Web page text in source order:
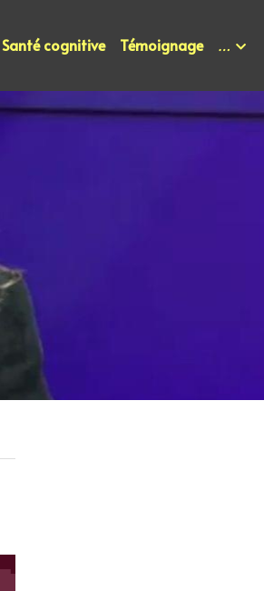
Santé cognitive Témoignage …